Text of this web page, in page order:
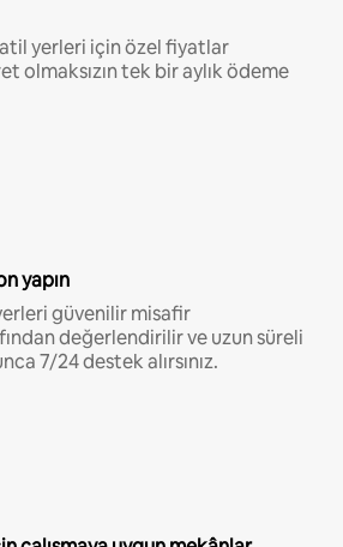
yerleri için özel fiyatlar
olmaksızın tek bir aylık ödeme
yapın
güvenilir misafir
değerlendirilir ve uzun süreli
7/24 destek alırsınız.